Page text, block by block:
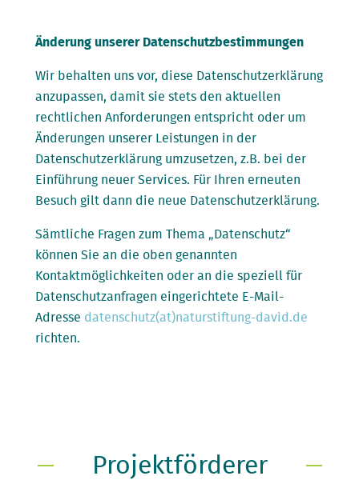
Änderung unserer Datenschutzbestimmungen
Wir behalten uns vor, diese Datenschutzerklärung
anzupassen, damit sie stets den aktuellen
rechtlichen Anforderungen entspricht oder um
Änderungen unserer Leistungen in der
Datenschutzerklärung umzusetzen, z.B. bei der
Einführung neuer Services. Für Ihren erneuten
Besuch gilt dann die neue Datenschutzerklärung.
Sämtliche Fragen zum Thema „Datenschutz“
können Sie an die oben genannten
Kontaktmöglichkeiten oder an die speziell für
Datenschutzanfragen eingerichtete E-Mail-
Adresse datenschutz(at)naturstiftung-david.de
richten.
Projektförderer